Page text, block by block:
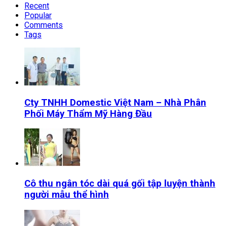
Recent
Popular
Comments
Tags
Cty TNHH Domestic Việt Nam – Nhà Phân
Phối Máy Thẩm Mỹ Hàng Đầu
Cô thu ngân tóc dài quá gối tập luyện thành
người mẫu thể hình